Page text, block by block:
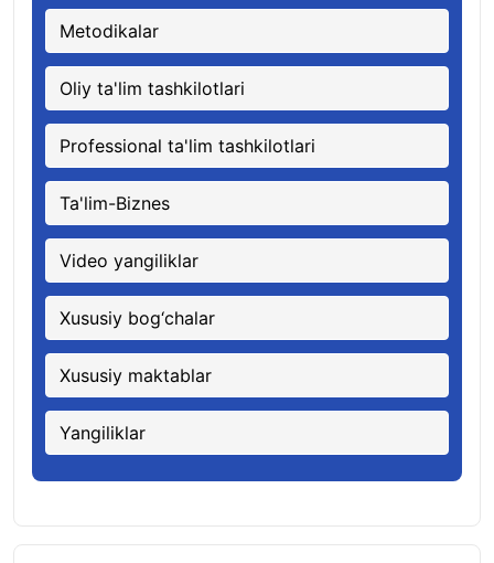
Metodikalar
Oliy ta'lim tashkilotlari
Professional ta'lim tashkilotlari
Ta'lim-Biznes
Video yangiliklar
Xususiy bog‘chalar
Xususiy maktablar
Yangiliklar